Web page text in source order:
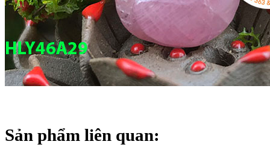
Sản phẩm liên quan: